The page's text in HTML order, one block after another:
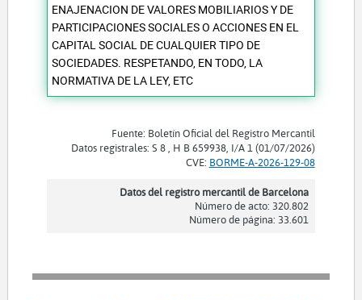
ENAJENACION DE VALORES MOBILIARIOS Y DE
PARTICIPACIONES SOCIALES O ACCIONES EN EL
CAPITAL SOCIAL DE CUALQUIER TIPO DE
SOCIEDADES. RESPETANDO, EN TODO, LA
NORMATIVA DE LA LEY, ETC
Fuente: Boletín Oficial del Registro Mercantil
Datos registrales: S 8 , H B 659938, I/A 1 (01/07/2026)
CVE: BORME-A-2026-129-08
Datos del registro mercantil de Barcelona
Número de acto: 320.802
Número de página: 33.601